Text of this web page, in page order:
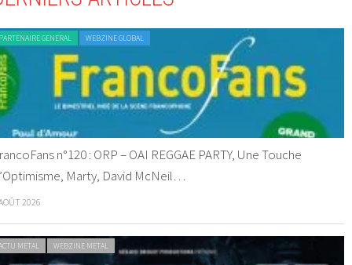
GENERAL WEBZINE GLOBAL
n°120 : ORP – OAI REGGAE PARTY, Une Touche
Marty, David McNeil…
2026
METAL WEBZINE METAL